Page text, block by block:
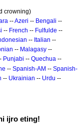
crowning)
--Azeri -- Bengali --
-- French -- Fulfulde --
-- Italian --
-- Malagasy --
Punjabi -- Quechua --
-- Spanish-AM -- Spanish-
-- Ukrainian -- Urdu --
ijro eting!